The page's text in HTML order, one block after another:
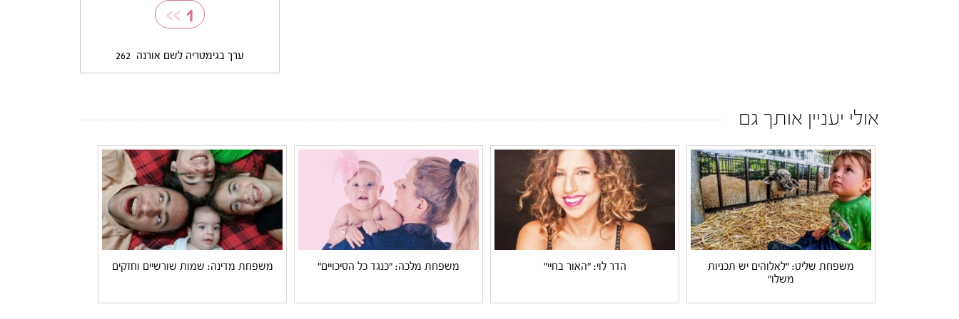
1
>>
ערך בגימטריה לשם אורנה 262
אולי יעניין אותך גם
משפחת שליט: "לאלוהים יש תכניות
משלו"
הדר לוי: "האור בחיי" משפחת מלכה: "כנגד כל הסיכויים" משפחת מדינה: שמות שורשיים וחזקים